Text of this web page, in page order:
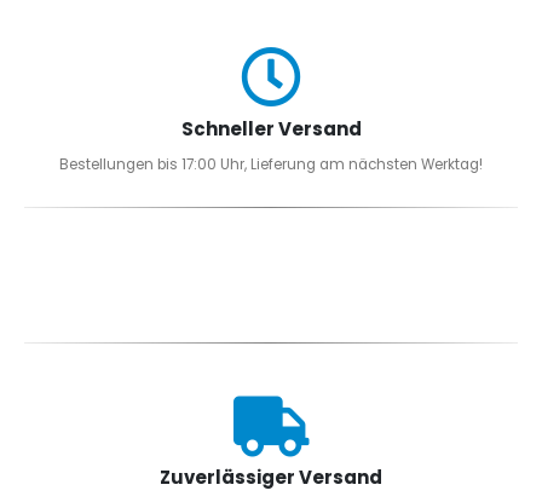
Schneller Versand
Bestellungen bis 17:00 Uhr, Lieferung am nächsten Werktag!
Zuverlässiger Versand